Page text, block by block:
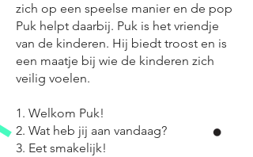
zich op een speelse manier en de pop
Puk helpt daarbij. Puk is het vriendje
van de kinderen. Hij biedt troost en is
een maatje bij wie de kinderen zich
veilig voelen.
1. Welkom Puk!
2. Wat heb jij aan vandaag?
3. Eet smakelijk!